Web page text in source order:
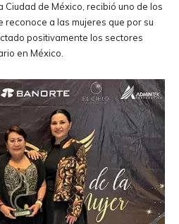
Ciudad de México, recibió uno de los
reconoce a las mujeres que por su
positivamente los sectores
en México.